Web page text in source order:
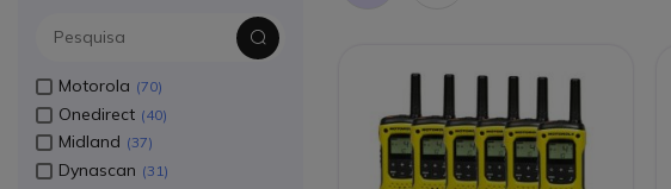
Motorola 70
Onedirect 40
Midland 37
Dynascan 31